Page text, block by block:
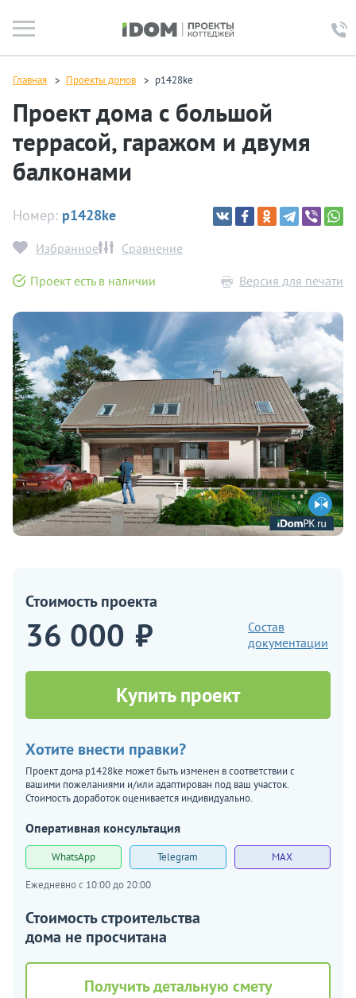
Главная Проекты домов p1428ke
Проект дома с большой
террасой, гаражом и двумя
балконами
Номер: p1428ke
Избранное Сравнение
Проект есть в наличии Версия для печати
Стоимость проекта
36 000 ₽
Состав
документации
Купить проект
Хотите внести правки?
Проект дома p1428ke может быть изменен в соответствии с
вашими пожеланиями и/или адаптирован под ваш участок.
Стоимость доработок оценивается индивидуально.
Оперативная консультация
WhatsApp Telegram MAX
Ежедневно с 10:00 до 20:00
Стоимость строительства
дома не просчитана
Получить детальную смету